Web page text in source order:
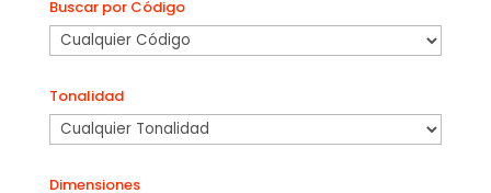
Buscar por Código
Tonalidad
Dimensiones